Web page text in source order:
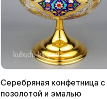
Серебряная конфетница с
позолотой и эмалью